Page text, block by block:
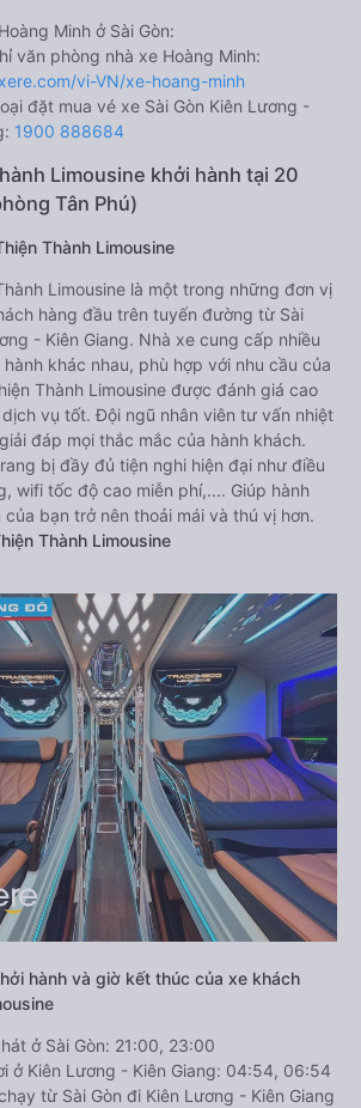
Minh ở Sài Gòn:
văn phòng nhà xe Hoàng Minh:
vi-VN/xe-hoang-minh
đặt mua vé xe Sài Gòn Kiên Lương -
1900 888684
Limousine khởi hành tại 20
Tân Phú)
Thành Limousine
Limousine là một trong những đơn vị
hàng đầu trên tuyến đường từ Sài
- Kiên Giang. Nhà xe cung cấp nhiều
khác nhau, phù hợp với nhu cầu của
Thành Limousine được đánh giá cao
vụ tốt. Đội ngũ nhân viên tư vấn nhiệt
đáp mọi thắc mắc của hành khách.
bị đầy đủ tiện nghi hiện đại như điều
wifi tốc độ cao miễn phí,.... Giúp hành
bạn trở nên thoải mái và thú vị hơn.
Thành Limousine
hành và giờ kết thúc của xe khách
ở Sài Gòn: 21:00, 23:00
ở Kiên Lương - Kiên Giang: 04:54, 06:54
từ Sài Gòn đi Kiên Lương - Kiên Giang